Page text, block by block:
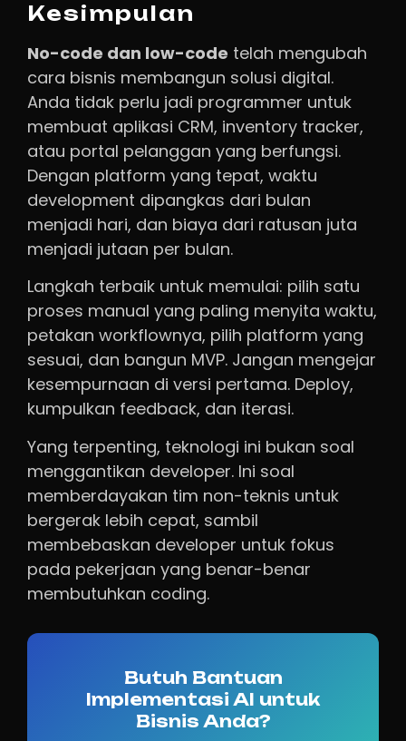
Kesimpulan
No-code dan low-code telah mengubah
cara bisnis membangun solusi digital.
Anda tidak perlu jadi programmer untuk
membuat aplikasi CRM, inventory tracker,
atau portal pelanggan yang berfungsi.
Dengan platform yang tepat, waktu
development dipangkas dari bulan
menjadi hari, dan biaya dari ratusan juta
menjadi jutaan per bulan.
Langkah terbaik untuk memulai: pilih satu
proses manual yang paling menyita waktu,
petakan workflownya, pilih platform yang
sesuai, dan bangun MVP. Jangan mengejar
kesempurnaan di versi pertama. Deploy,
kumpulkan feedback, dan iterasi.
Yang terpenting, teknologi ini bukan soal
menggantikan developer. Ini soal
memberdayakan tim non-teknis untuk
bergerak lebih cepat, sambil
membebaskan developer untuk fokus
pada pekerjaan yang benar-benar
membutuhkan coding.
Butuh Bantuan
Implementasi AI untuk
Bisnis Anda?